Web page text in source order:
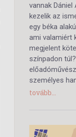
vannak Dániel
kezelik az
egy béka
ami valamiért
megjelent
színpadon
személyes
tovább...